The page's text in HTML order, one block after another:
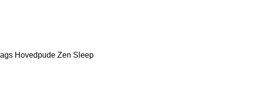
Hovedpude Zen Sleep